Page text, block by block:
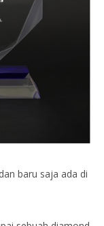
baru saja ada di